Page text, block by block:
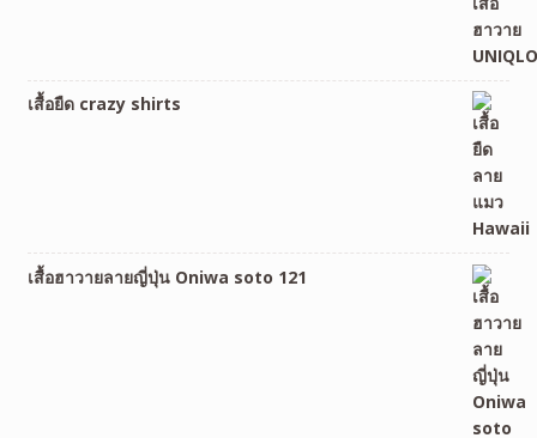
เสื้อยืด crazy shirts
เสื้อฮาวายลายญี่ปุ่น Oniwa soto 121